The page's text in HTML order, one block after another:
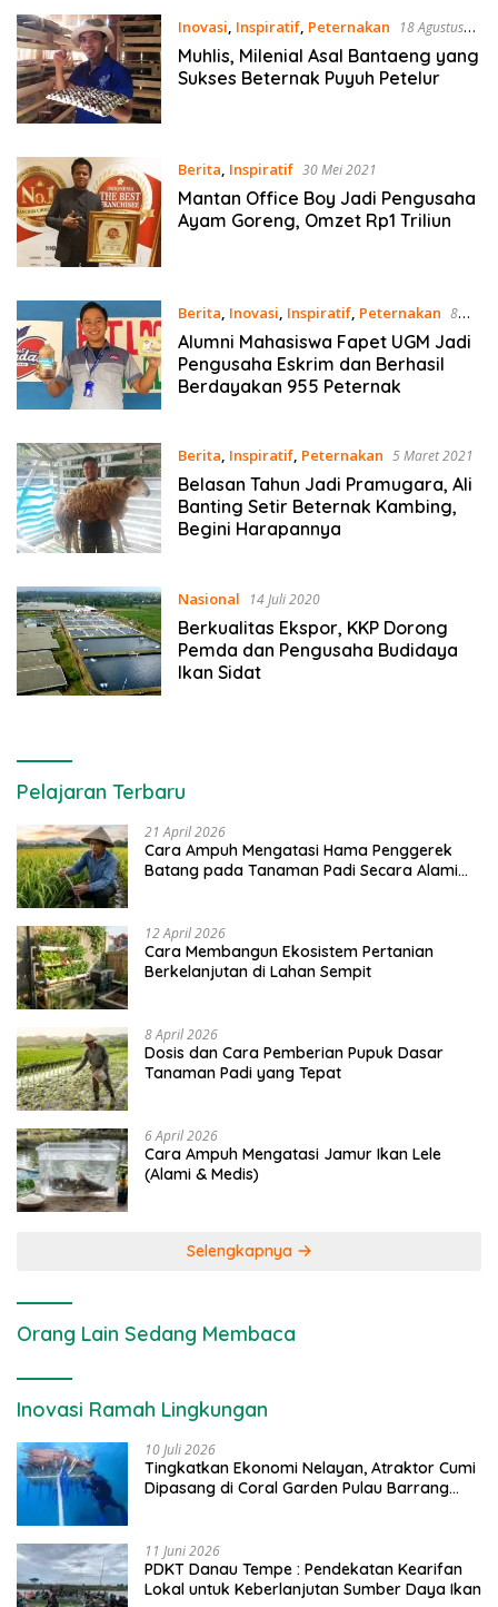
Inovasi, Inspiratif, Peternakan
18 Agustus
2021
Muhlis, Milenial Asal Bantaeng yang
Sukses Beternak Puyuh Petelur
Berita, Inspiratif 30 Mei 2021
Mantan Office Boy Jadi Pengusaha
Ayam Goreng, Omzet Rp1 Triliun
Berita, Inovasi, Inspiratif, Peternakan 8
April 2021
Alumni Mahasiswa Fapet UGM Jadi
Pengusaha Eskrim dan Berhasil
Berdayakan 955 Peternak
Berita, Inspiratif, Peternakan 5 Maret 2021
Belasan Tahun Jadi Pramugara, Ali
Banting Setir Beternak Kambing,
Begini Harapannya
Nasional 14 Juli 2020
Berkualitas Ekspor, KKP Dorong
Pemda dan Pengusaha Budidaya
Ikan Sidat
Pelajaran Terbaru
21 April 2026
Cara Ampuh Mengatasi Hama Penggerek
Batang pada Tanaman Padi Secara Alami
12 April 2026
Cara Membangun Ekosistem Pertanian
Berkelanjutan di Lahan Sempit
8 April 2026
Dosis dan Cara Pemberian Pupuk Dasar
Tanaman Padi yang Tepat
6 April 2026
Cara Ampuh Mengatasi Jamur Ikan Lele
(Alami & Medis)
Selengkapnya
Orang Lain Sedang Membaca
Inovasi Ramah Lingkungan
10 Juli 2026
Tingkatkan Ekonomi Nelayan, Atraktor Cumi
Dipasang di Coral Garden Pulau Barrang
11 Juni 2026
PDKT Danau Tempe : Pendekatan Kearifan
Lokal untuk Keberlanjutan Sumber Daya Ikan